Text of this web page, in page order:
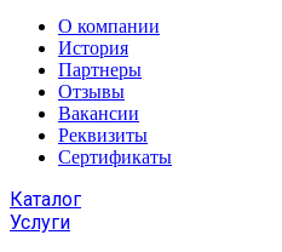
О компании
История
Партнеры
Отзывы
Вакансии
Реквизиты
Сертификаты
Каталог
Услуги